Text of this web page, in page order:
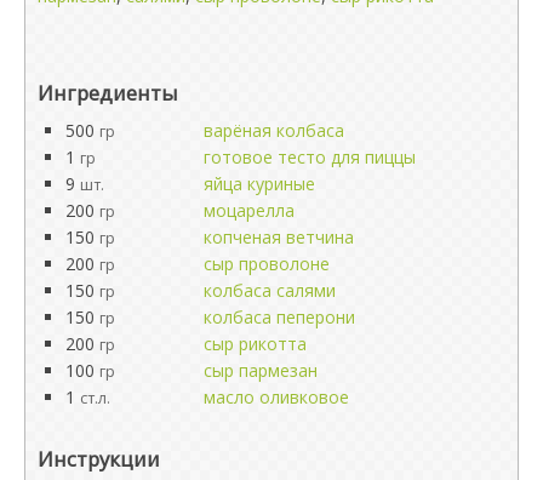
Ингредиенты
500 гр
варёная колбаса
1 гр
готовое тесто для пиццы
9 шт.
яйца куриные
200 гр
моцарелла
150 гр
копченая ветчина
200 гр
сыр проволоне
150 гр
колбаса салями
150 гр
колбаса пеперони
200 гр
сыр рикотта
100 гр
сыр пармезан
1 ст.л. масло оливковое
Инструкции